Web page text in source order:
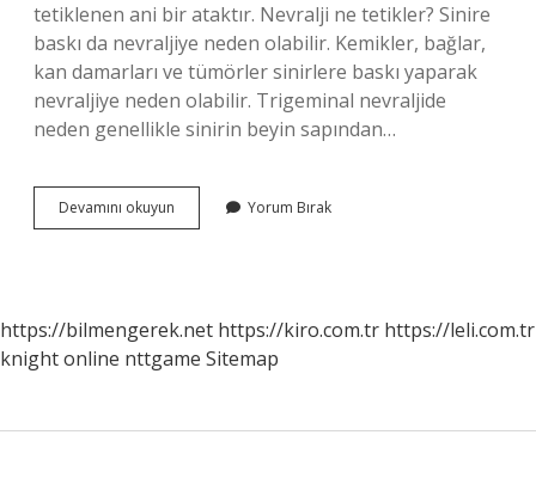
tetiklenen ani bir ataktır. Nevralji ne tetikler? Sinire
baskı da nevraljiye neden olabilir. Kemikler, bağlar,
kan damarları ve tümörler sinirlere baskı yaparak
nevraljiye neden olabilir. Trigeminal nevraljide
neden genellikle sinirin beyin sapından…
Devamını okuyun
Hastalığı
Yorum Bırak
https://bilmengerek.net https://kiro.com.tr https://leli.com.tr
knight online nttgame Sitemap